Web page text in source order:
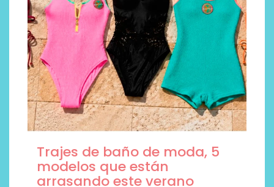
Trajes de baño de moda, 5
modelos que están
arrasando este verano